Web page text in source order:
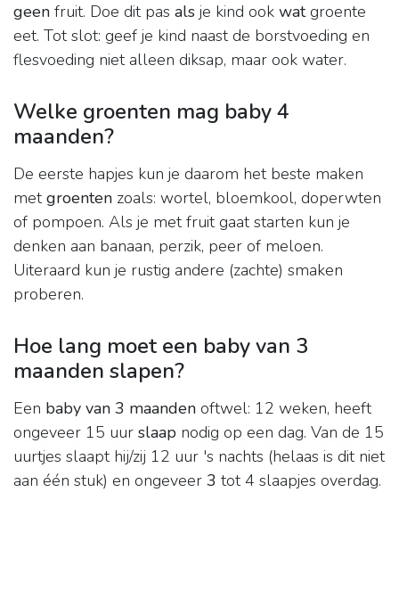
geen fruit. Doe dit pas als je kind ook watgroente
eet. Tot slot: geef je kind naast de borstvoeding en
flesvoeding niet alleen diksap, maar ook water.
Welke groenten mag baby 4
maanden?
De eerste hapjes kun je daarom het beste maken
metgroenten zoals: wortel, bloemkool, doperwten
of pompoen. Als je met fruit gaat starten kun je
denken aan banaan, perzik, peer of meloen.
Uiteraard kun je rustig andere (zachte) smaken
proberen.
Hoe lang moet een baby van 3
maanden slapen?
Een baby van 3 maanden oftwel: 12 weken, heeft
ongeveer 15 uur slaap nodig op een dag. Van de 15
uurtjes slaapt hij/zij 12 uur 's nachts (helaas is dit niet
aan één stuk) en ongeveer 3 tot 4 slaapjes overdag.